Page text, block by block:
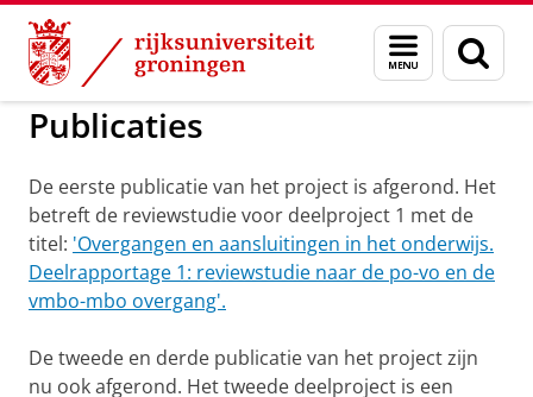
Skip
Content
Skip
Navigation
Menu
en
zoeken
Overgangen en aansluitingen in het
Publicaties
De eerste publicatie van het project is afgerond. Het
betreft de reviewstudie voor deelproject 1 met de
titel: 'Overgangen en aansluitingen in het onderwijs.
Deelrapportage 1: reviewstudie naar de po-vo en de
vmbo-mbo overgang'.
De tweede en derde publicatie van het project zijn
nu ook afgerond. Het tweede deelproject is een